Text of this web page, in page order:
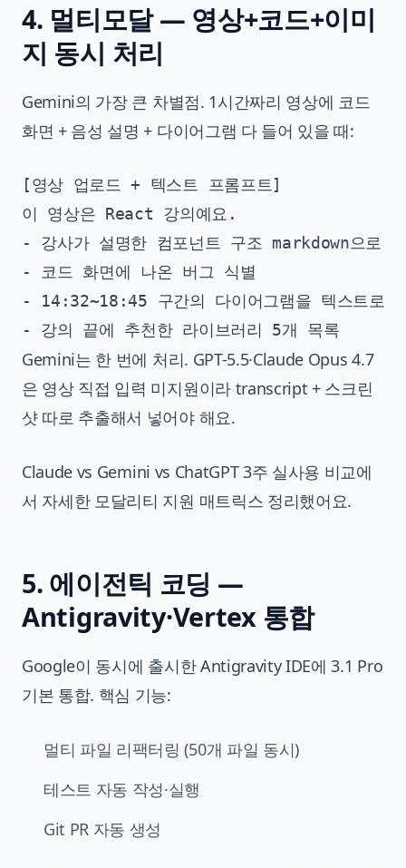
4. 멀티모달 — 영상+코드+이미
지 동시 처리
Gemini의 가장 큰 차별점. 1시간짜리 영상에 코드
화면 + 음성 설명 + 다이어그램 다 들어 있을 때:
[영상 업로드 + 텍스트 프롬프트]
이 영상은 React 강의예요.
- 강사가 설명한 컴포넌트 구조 markdown으로
- 코드 화면에 나온 버그 식별
- 14:32~18:45 구간의 다이어그램을 텍스트로
Gemini는 한 번에 처리. GPT-5.5·Claude Opus 4.7
은 영상 직접 입력 미지원이라 transcript + 스크린
샷 따로 추출해서 넣어야 해요.
Claude vs Gemini vs ChatGPT 3주 실사용 비교에
서 자세한 모달리티 지원 매트릭스 정리했어요.
5. 에이전틱 코딩 —
Antigravity·Vertex 통합
Google이 동시에 출시한 Antigravity IDE에 3.1 Pro
기본 통합. 핵심 기능:
멀티 파일 리팩터링 (50개 파일 동시)
테스트 자동 작성·실행
Git PR 자동 생성